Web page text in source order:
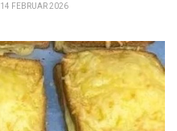
14 FEBRUAR 2026